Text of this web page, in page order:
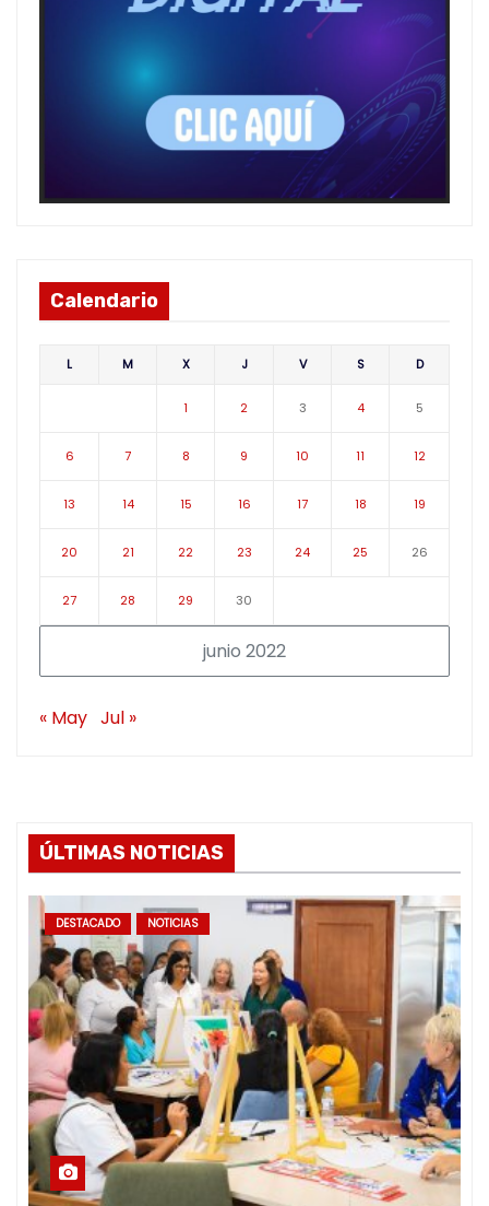
Calendario
junio 2022
L M X J V S D
1 2 3 4 5
6 7 8 9 10 11 12
13 14 15 16 17 18 19
20 21 22 23 24 25 26
27 28 29 30
« May Jul »
ÚLTIMAS NOTICIAS
DESTACADO NOTICIAS